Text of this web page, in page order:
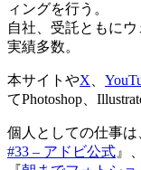
ィングを行う。
自社、受託ともに
実績多数。
本サイトやX
てPhotoshop、
個人としての仕事
#33 – アドビ公式 』